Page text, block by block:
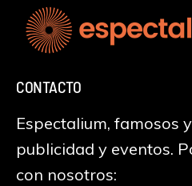
CONTACTO
Espectalium, famosos
publicidad y eventos.
con nosotros: